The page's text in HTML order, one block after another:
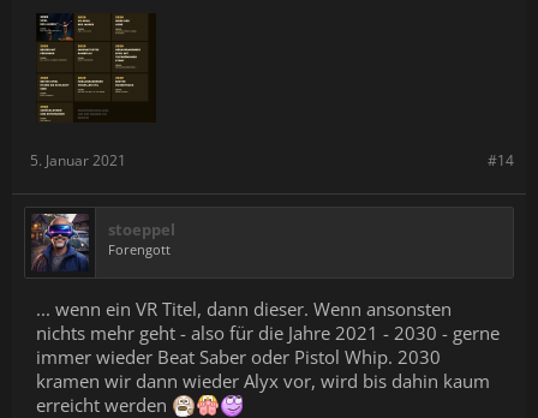
#14
5. Januar 2021
stoeppel
Forengott
... wenn ein VR Titel, dann dieser. Wenn ansonsten
nichts mehr geht - also für die Jahre 2021 - 2030 - gerne
immer wieder Beat Saber oder Pistol Whip. 2030
kramen wir dann wieder Alyx vor, wird bis dahin kaum
erreicht werden